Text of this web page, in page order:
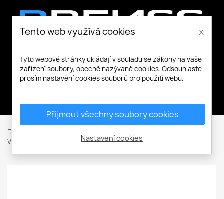
Domů
Vesty
Tento web využívá cookies x
Tyto webové stránky ukládají v souladu se zákony na vaše
zařízení soubory, obecně nazývané cookies. Odsouhlaste
prosím nastavení cookies souborů pro použití webu.
Přijmout všechny soubory cookies
Nastavení cookies